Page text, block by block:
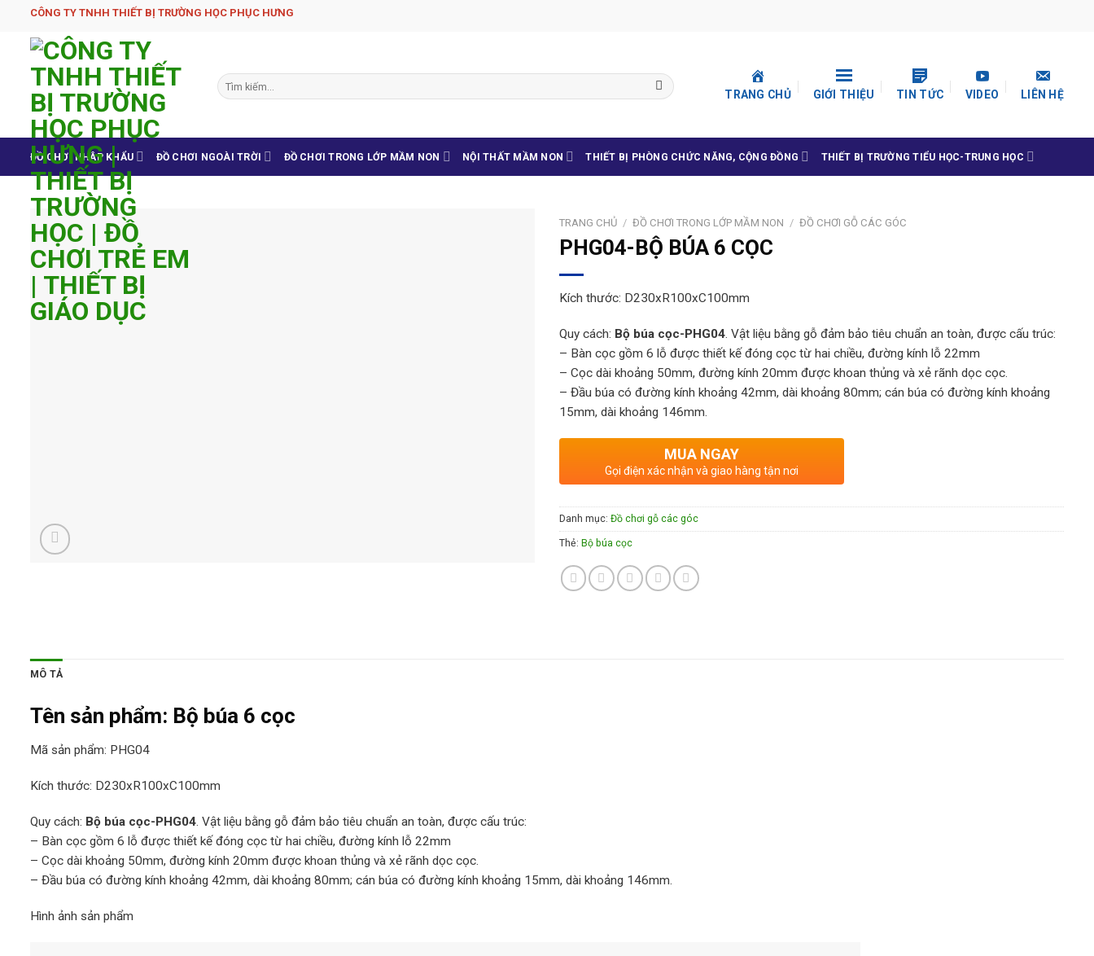
content
CÔNG TY TNHH THIẾT BỊ TRƯỜNG HỌC PHỤC H­ƯNG
Tìm
kiếm:
TRANG CHỦ GIỚI THIỆU TIN TỨC VIDEO LIÊN HỆ
ĐỒ CHƠI NHẬP KHẨU ĐỒ CHƠI NGOÀI TRỜI ĐỒ CHƠI TRONG LỚP MẦM NON NỘI THẤT MẦM NON THIẾT BỊ PHÒNG CHỨC NĂNG, CỘNG ĐỒNG THIẾT BỊ TRƯỜNG TIỂU HỌC-TRUNG HỌC
TRANG CHỦ / ĐỒ CHƠI TRONG LỚP MẦM NON / ĐỒ CHƠI GỖ CÁC GÓC
PHG04-BỘ BÚA 6 CỌC
Kích thước: D230xR100xC100mm
Quy cách: Bộ búa cọc-PHG04. Vật liệu bằng gỗ đảm bảo tiêu chuẩn an toàn, được cấu trúc:
– Bàn cọc gồm 6 lỗ được thiết kế đóng cọc từ hai chiều, đường kính lỗ 22mm
– Cọc dài khoảng 50mm, đường kính 20mm được khoan thủng và xẻ rãnh dọc cọc.
– Đầu búa có đường kính khoảng 42mm, dài khoảng 80mm; cán búa có đường kính khoảng
15mm, dài khoảng 146mm.
MUA NGAY
Gọi điện xác nhận và giao hàng tận nơi
Danh mục: Đồ chơi gỗ các góc
Thẻ: Bộ búa cọc
MÔ TẢ
Tên sản phẩm: Bộ búa 6 cọc
Mã sản phẩm: PHG04
Kích thước: D230xR100xC100mm
Quy cách: Bộ búa cọc-PHG04. Vật liệu bằng gỗ đảm bảo tiêu chuẩn an toàn, được cấu trúc:
– Bàn cọc gồm 6 lỗ được thiết kế đóng cọc từ hai chiều, đường kính lỗ 22mm
– Cọc dài khoảng 50mm, đường kính 20mm được khoan thủng và xẻ rãnh dọc cọc.
– Đầu búa có đường kính khoảng 42mm, dài khoảng 80mm; cán búa có đường kính khoảng 15mm, dài khoảng 146mm.
Hình ảnh sản phẩm